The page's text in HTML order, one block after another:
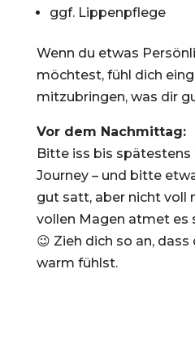
ggf. Lippenpflege
Wenn du etwas
möchtest, fühl dich
mitzubringen, was dir
Vor dem Nachmittag:
Bitte iss bis spätestens
Journey – und bitte
gut satt, aber nicht voll
vollen Magen atmet es
😉 Zieh dich so an,
warm fühlst.